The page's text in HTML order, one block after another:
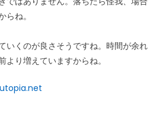
ね。
いくのが良さそうですね。時間が余れ
り増えていますからね。